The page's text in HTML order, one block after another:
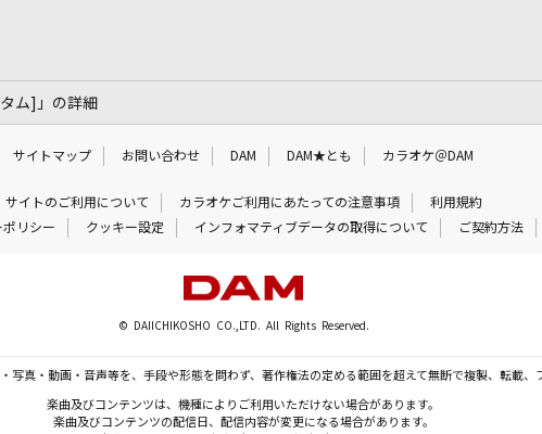
ム]」の詳細
サイトマップ お問い合わせ DAM DAM★とも カラオケ＠DAM
サイトのご利用について カラオケご利用にあたっての注意事項
利用規約
リシー
クッキー設定 インフォマティブデータの取得について ご契約方法
© DAIICHIKOSHO CO.,LTD. All Rights Reserved.
写真・動画・音声等を、手段や形態を問わず、著作権法の定める範囲を超えて無断で複製、転載、
楽曲及びコンテンツは、機種によりご利用いただけない場合があります。
楽曲及びコンテンツの配信日、配信内容が変更になる場合があります。